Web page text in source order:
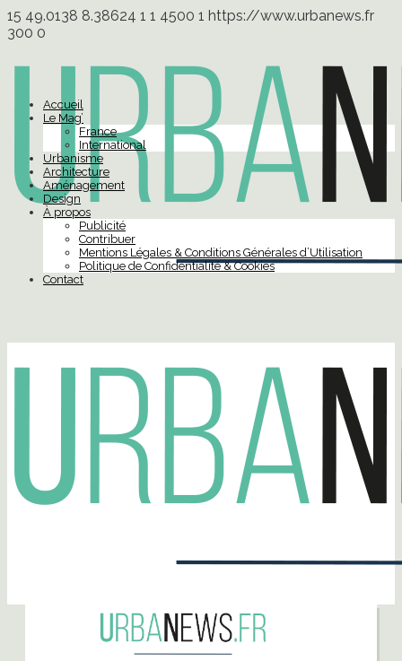
15 49.0138 8.38624 1 1 4500 1 https://www.urbanews.fr
300 0
Accueil
Le Mag’
France
International
Urbanisme
Architecture
Aménagement
Design
À propos
Publicité
Contribuer
Mentions Légales & Conditions Générales d’Utilisation
Politique de Confidentialité & Cookies
Contact